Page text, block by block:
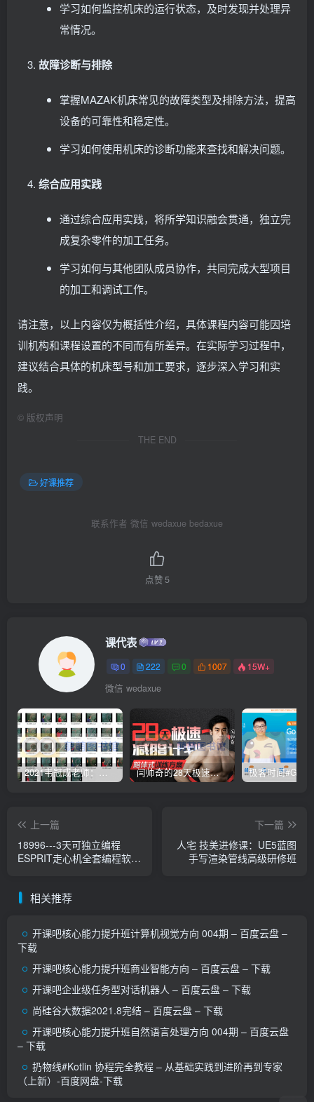
学习如何监控机床的运行状态，及时发现并处理异
常情况。
故障诊断与排除
掌握MAZAK机床常见的故障类型及排除方法，提高
设备的可靠性和稳定性。
学习如何使用机床的诊断功能来查找和解决问题。
综合应用实践
通过综合应用实践，将所学知识融会贯通，独立完
成复杂零件的加工任务。
学习如何与其他团队成员协作，共同完成大型项目
的加工和调试工作。
请注意，以上内容仅为概括性介绍，具体课程内容可能因培
训机构和课程设置的不同而有所差异。在实际学习过程中，
建议结合具体的机床型号和加工要求，逐步深入学习和实
践。
© 版权声明
THE END
好课推荐
联系作者 微信 wedaxue bedaxue
点赞 5
课代表
0 222 0 1007 15W+
微信 wedaxue
2021韦冠成老师：韦氏天星风水《秘传二十四山吉凶占断要法》 – 百度云盘 – 下载 闫帅奇的28天极速减脂计划 – 网盘分享 – 下载
上一篇
18996---3天可独立编程
ESPRIT走心机全套编程软件
下一篇
人宅 技美进修课：UE5蓝图
手写渲染管线高级研修班
相关推荐
开课吧核心能力提升班计算机视觉方向 004期 – 百度云盘 –
下载
开课吧核心能力提升班商业智能方向 – 百度云盘 – 下载
开课吧企业级任务型对话机器人 – 百度云盘 – 下载
尚硅谷大数据2021.8完结 – 百度云盘 – 下载
开课吧核心能力提升班自然语言处理方向 004期 – 百度云盘
– 下载
扔物线#Kotlin 协程完全教程 – 从基础实践到进阶再到专家
（上新）-百度网盘-下载